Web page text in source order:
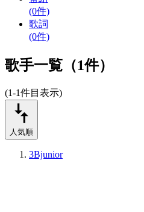
(0件)
歌詞
(0件)
歌手一覧（1件）
(1-1件目表示)
人気順
3Bjunior